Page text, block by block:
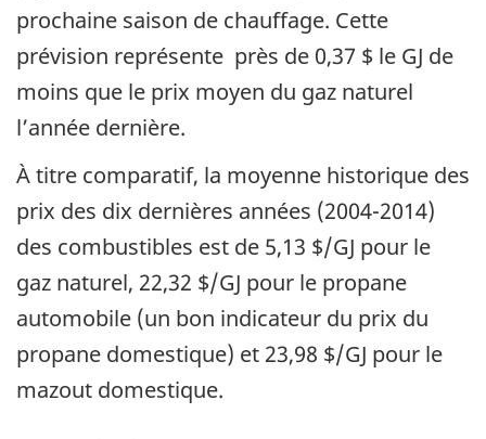
prochaine saison de chauffage. Cette
prévision représente près de 0,37 $ le GJ de
moins que le prix moyen du gaz naturel
l’année dernière.
À titre comparatif, la moyenne historique des
prix des dix dernières années (2004-2014)
des combustibles est de 5,13 $/GJ pour le
gaz naturel, 22,32 $/GJ pour le propane
automobile (un bon indicateur du prix du
propane domestique) et 23,98 $/GJ pour le
mazout domestique.